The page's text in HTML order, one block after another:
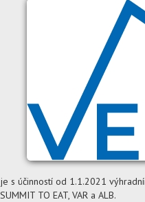
je s účinností od 1.1.2021
TO EAT, VAR a ALB.